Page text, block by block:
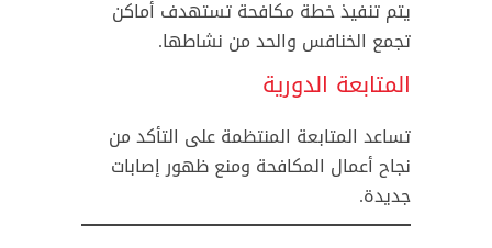
يتم تنفيذ خطة مكافحة تستهدف أماكن
تجمع الخنافس والحد من نشاطها.
المتابعة الدورية
تساعد المتابعة المنتظمة على التأكد من
نجاح أعمال المكافحة ومنع ظهور إصابات
جديدة.